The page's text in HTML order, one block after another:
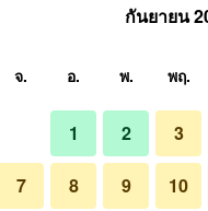
กันยายน
จ. อ. พ. พฤ.
1 2 3
7 8 9 10